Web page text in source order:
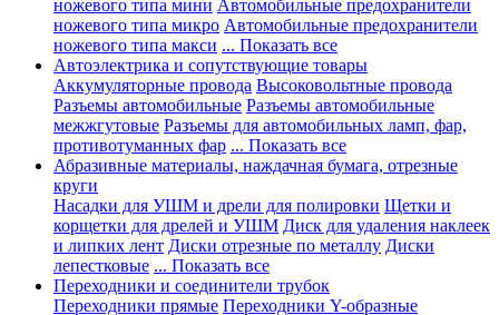
ножевого типа мини Автомобильные предохранители
ножевого типа микро Автомобильные предохранители
ножевого типа макси ... Показать все
Автоэлектрика и сопутствующие товары
Аккумуляторные провода Высоковольтные провода
Разъемы автомобильные Разъемы автомобильные
межжгутовые Разъемы для автомобильных ламп, фар,
противотуманных фар ... Показать все
Абразивные материалы, наждачная бумага, отрезные
круги
Насадки для УШМ и дрели для полировки Щетки и
корщетки для дрелей и УШМ Диск для удаления наклеек
и липких лент Диски отрезные по металлу Диски
лепестковые ... Показать все
Переходники и соединители трубок
Переходники прямые Переходники Y-образные